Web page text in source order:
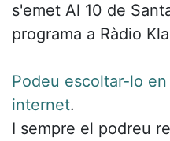
s'emet Al 10 de
programa a Ràdio
Podeu escoltar-lo
internet.
I sempre el podreu